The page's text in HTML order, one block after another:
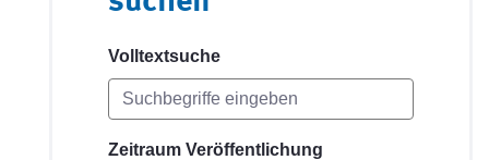
Volltextsuche
Zeitraum Veröffentlichung